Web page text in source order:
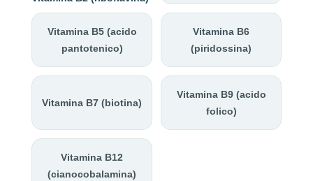
Vitamina B5 (acido
pantotenico)
Vitamina B6
(piridossina)
Vitamina B7 (biotina)
Vitamina B9 (acido
folico)
Vitamina B12
(cianocobalamina)